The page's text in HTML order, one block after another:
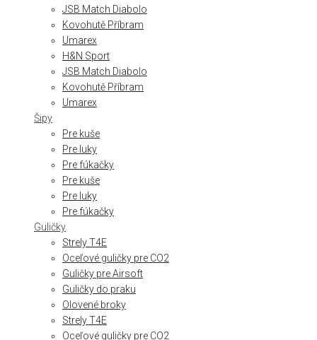
JSB Match Diabolo
Kovohutě Příbram
Umarex
H&N Sport
JSB Match Diabolo
Kovohutě Příbram
Umarex
Šipy
Pre kuše
Pre luky
Pre fúkačky
Pre kuše
Pre luky
Pre fúkačky
Guličky
Strely T4E
Oceľové guličky pre CO2
Guličky pre Airsoft
Guličky do praku
Olovené broky
Strely T4E
Oceľové guličky pre CO2